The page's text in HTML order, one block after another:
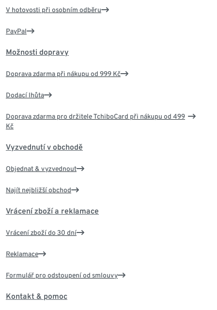
V hotovosti při osobním odběru
PayPal
Možnosti dopravy
Doprava zdarma při nákupu od 999 Kč
Dodací lhůta
Doprava zdarma pro držitele TchiboCard při nákupu od 499
Kč
Vyzvednutí v obchodě
Objednat & vyzvednout
Najít nejbližší obchod
Vrácení zboží a reklamace
Vrácení zboží do 30 dní
Reklamace
Formulář pro odstoupení od smlouvy
Kontakt & pomoc